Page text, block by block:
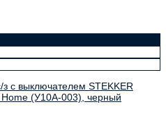
с выключателем STEKKER
(У10А-003), черный